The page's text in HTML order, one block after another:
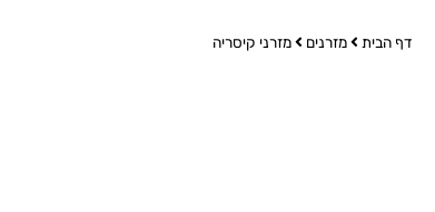
דף הבית מזרנים מזרני קיסריה